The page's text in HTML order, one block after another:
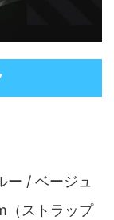
ー / ベージュ
（ストラップ